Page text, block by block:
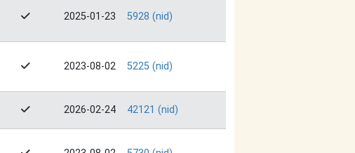
2025-01-23 5928 (nid)
2023-08-02 5225 (nid)
2026-02-24 42121 (nid)